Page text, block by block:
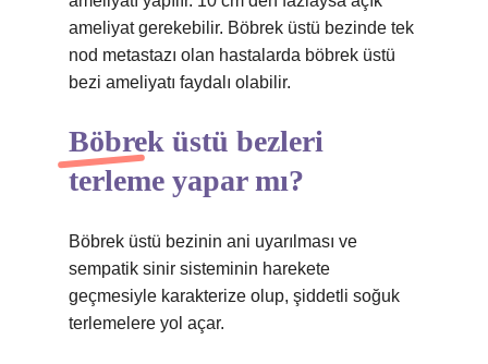
ameliyat gerekebilir. Böbrek üstü bezinde tek
nod metastazı olan hastalarda böbrek üstü
bezi ameliyatı faydalı olabilir.
Böbrek üstü bezleri
terleme yapar mı?
Böbrek üstü bezinin ani uyarılması ve
sempatik sinir sisteminin harekete
geçmesiyle karakterize olup, şiddetli soğuk
terlemelere yol açar.